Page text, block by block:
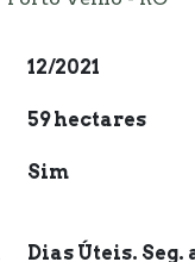
12/2021
59 hectares
Sim
Dias Úteis. Seg.